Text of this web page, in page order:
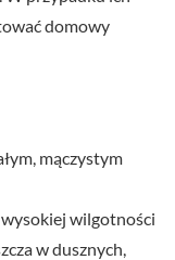
domowy
mączystym
wilgotności
w dusznych,